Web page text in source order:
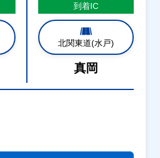
到着IC
北関東道(水戸)
真岡